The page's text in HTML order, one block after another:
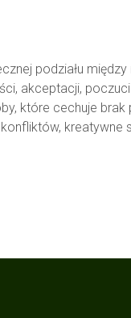
podziału
akceptacji,
które cechuje brak
kreatywne